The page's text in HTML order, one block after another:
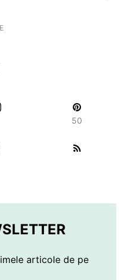
50
articole de pe